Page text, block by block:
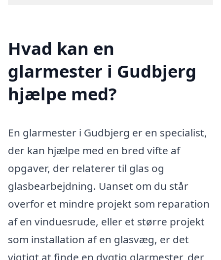
Hvad kan en
glarmester i Gudbjerg
hjælpe med?
En glarmester i Gudbjerg er en specialist,
der kan hjælpe med en bred vifte af
opgaver, der relaterer til glas og
glasbearbejdning. Uanset om du står
overfor et mindre projekt som reparation
af en vinduesrude, eller et større projekt
som installation af en glasvæg, er det
vigtigt at finde en dygtig glarmester, der